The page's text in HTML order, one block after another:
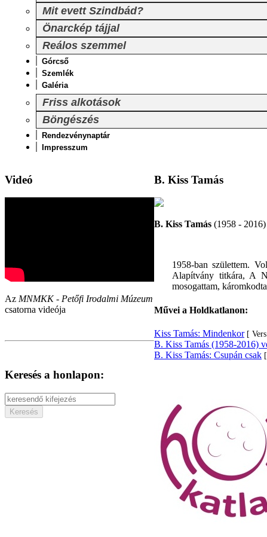
Mit evett Szindbád?
Önarckép tájjal
Reálos szemmel
Górcső
Szemlék
Galéria
Friss alkotások
Böngészés
Rendezvénynaptár
Impresszum
Videó
Az MNMKK - Petőfi Irodalmi Múzeum
csatorna videója
Keresés a honlapon:
B. Kiss Tamás
B. Kiss Tamás (1958 - 2016)
1958-ban születtem.
Alapítvány titkára, A
mosogattam,
Művei a Holdkatlanon:
Kiss Tamás: Mindenkor [
B. Kiss Tamás (1958-2016)
B. Kiss Tamás: Csupán csak